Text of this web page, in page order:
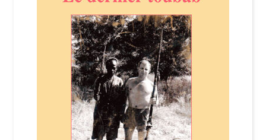
Login Customizer
Nous Contacter
Politique de confidentialité et cookies
Qui sommes-nous ?